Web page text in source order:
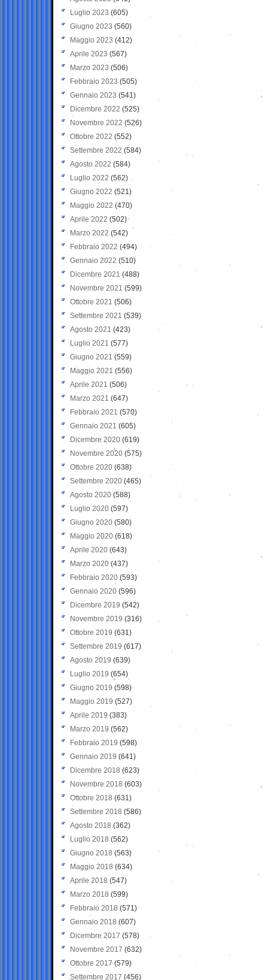
Luglio 2023 (605)
Giugno 2023 (560)
Maggio 2023 (412)
Aprile 2023 (567)
Marzo 2023 (506)
Febbraio 2023 (505)
Gennaio 2023 (541)
Dicembre 2022 (525)
Novembre 2022 (526)
Ottobre 2022 (552)
Settembre 2022 (584)
Agosto 2022 (584)
Luglio 2022 (562)
Giugno 2022 (521)
Maggio 2022 (470)
Aprile 2022 (502)
Marzo 2022 (542)
Febbraio 2022 (494)
Gennaio 2022 (510)
Dicembre 2021 (488)
Novembre 2021 (599)
Ottobre 2021 (506)
Settembre 2021 (539)
Agosto 2021 (423)
Luglio 2021 (577)
Giugno 2021(559)
Maggio 2021 (556)
Aprile 2021 (506)
Marzo 2021 (647)
Febbraio 2021 (570)
Gennaio 2021 (605)
Dicembre 2020 (619)
Novembre 2020 (575)
Ottobre 2020 (638)
Settembre 2020(465)
Agosto 2020 (588)
Luglio 2020 (597)
Giugno 2020 (580)
Maggio 2020 (618)
Aprile 2020 (643)
Marzo 2020 (437)
Febbraio 2020 (593)
Gennaio 2020 (596)
Dicembre 2019 (542)
Novembre 2019 (316)
Ottobre 2019 (631)
Settembre 2019 (617)
Agosto 2019 (639)
Luglio 2019 (654)
Giugno 2019 (598)
Maggio 2019 (527)
Aprile 2019 (383)
Marzo 2019 (562)
Febbraio 2019 (598)
Gennaio 2019 (641)
Dicembre 2018 (623)
Novembre 2018 (603)
Ottobre 2018 (631)
Settembre 2018 (586)
Agosto 2018 (362)
Luglio 2018 (562)
Giugno 2018 (563)
Maggio 2018 (634)
Aprile 2018 (547)
Marzo 2018 (599)
Febbraio 2018 (571)
Gennaio 2018 (607)
Dicembre 2017 (578)
Novembre 2017 (632)
Ottobre 2017 (579)
Settembre 2017 (456)